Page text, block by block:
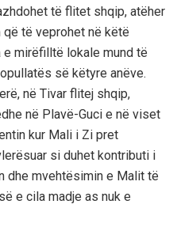
të flitet shqip, atëher
të veprohet në këtë
mirëfilltë lokale mund të
së këtyre anëve.
në Tivar flitej shqip,
në Plavë-Guci e në viset
kur Mali i Zi pret
si duhet kontributi i
dhe mvehtësimin e Malit të
e cila madje as nuk e